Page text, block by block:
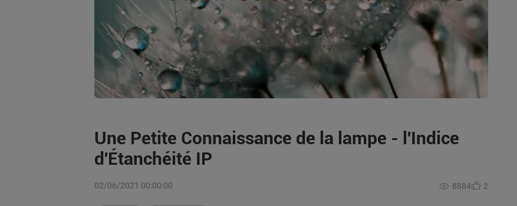
Une Petite Connaissance de la lampe - l'Indice
d'Étanchéité IP
02/06/2021 00:00:00 8884 2